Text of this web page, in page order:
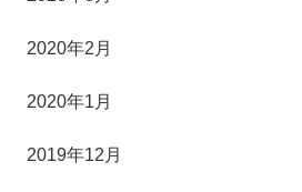
2020年2月
2020年1月
2019年12月